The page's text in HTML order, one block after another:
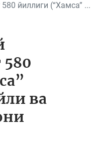
йиллиги (“Хамса” ...
ва